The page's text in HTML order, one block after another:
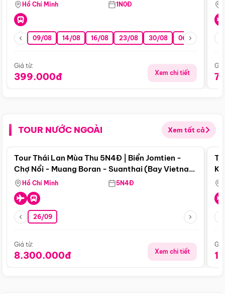
Hồ Chí Minh 1N0Đ
09/08 14/08 16/08 23/08 30/08 06/09 13/09
Giá từ:
399.000đ Xem chi tiết
TOUR NƯỚC NGOÀI Xem tất cả
Điểm nổi bật
Tour Thái Lan Mùa Thu 5N4Đ | Biển Jomtien -
Chợ Nổi - Muang Boran - Suanthai (Bay Vietnam
Airlines)
Hồ Chí Minh 5N4Đ
26/09
Giá từ:
8.300.000đ Xem chi tiết